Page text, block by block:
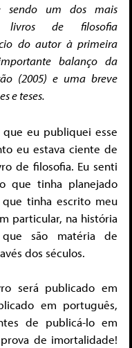
sendo um dos mais
livros de filosofia
do autor à primeira
balanço da
(2005) e uma breve
e teses.
eu publiquei esse
eu estava ciente de
de filosofia. Eu senti
que tinha planejado
tinha escrito meu
particular, na história
que são matéria de
dos séculos.
será publicado em
em português,
de publicá-lo em
de imortalidade!